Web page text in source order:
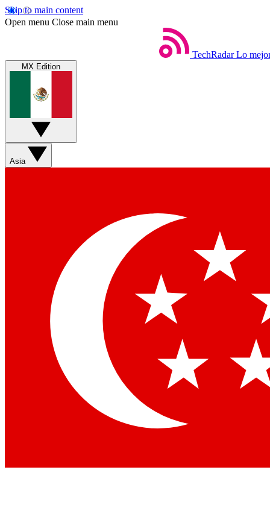
Skip to main content
Open menu Close main menu
TechRadar Lo
MX Edition
Asia